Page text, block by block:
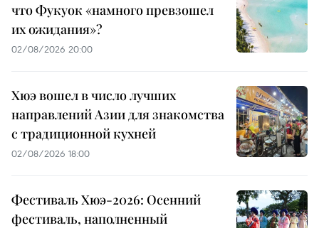
что Фукуок «намного превзошел
их ожидания»?
02/08/2026 20:00
Хюэ вошел в число лучших
направлений Азии для знакомства
с традиционной кухней
02/08/2026 18:00
Фестиваль Хюэ-2026: Осенний
фестиваль, наполненный